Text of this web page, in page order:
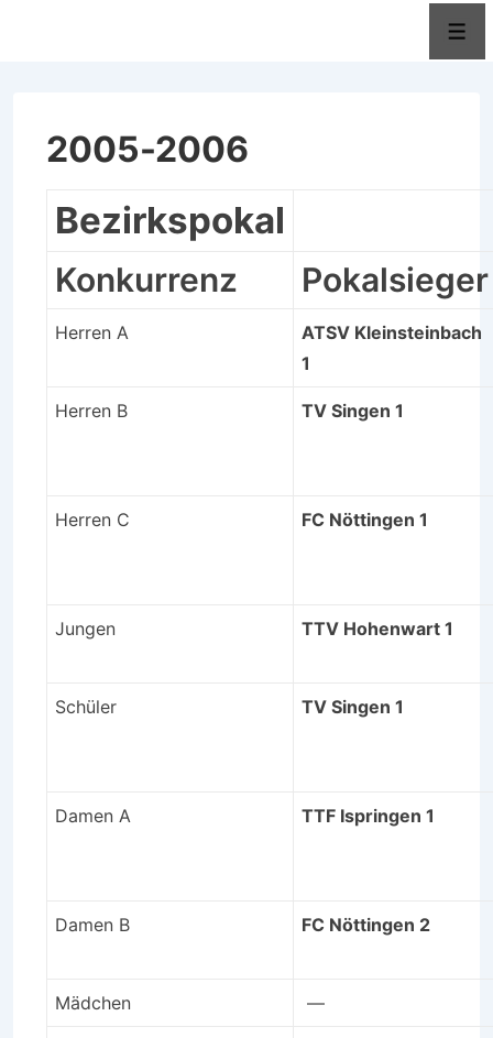
2005-2006
Bezirkspokal
Konkurrenz Pokalsieger
Herren A
ATSV Kleinsteinbach
1
Herren B TV Singen 1
Herren C FC Nöttingen 1
Jungen TTV Hohenwart 1
Schüler TV Singen 1
Damen A TTF Ispringen 1
Damen B FC Nöttingen 2
Mädchen —